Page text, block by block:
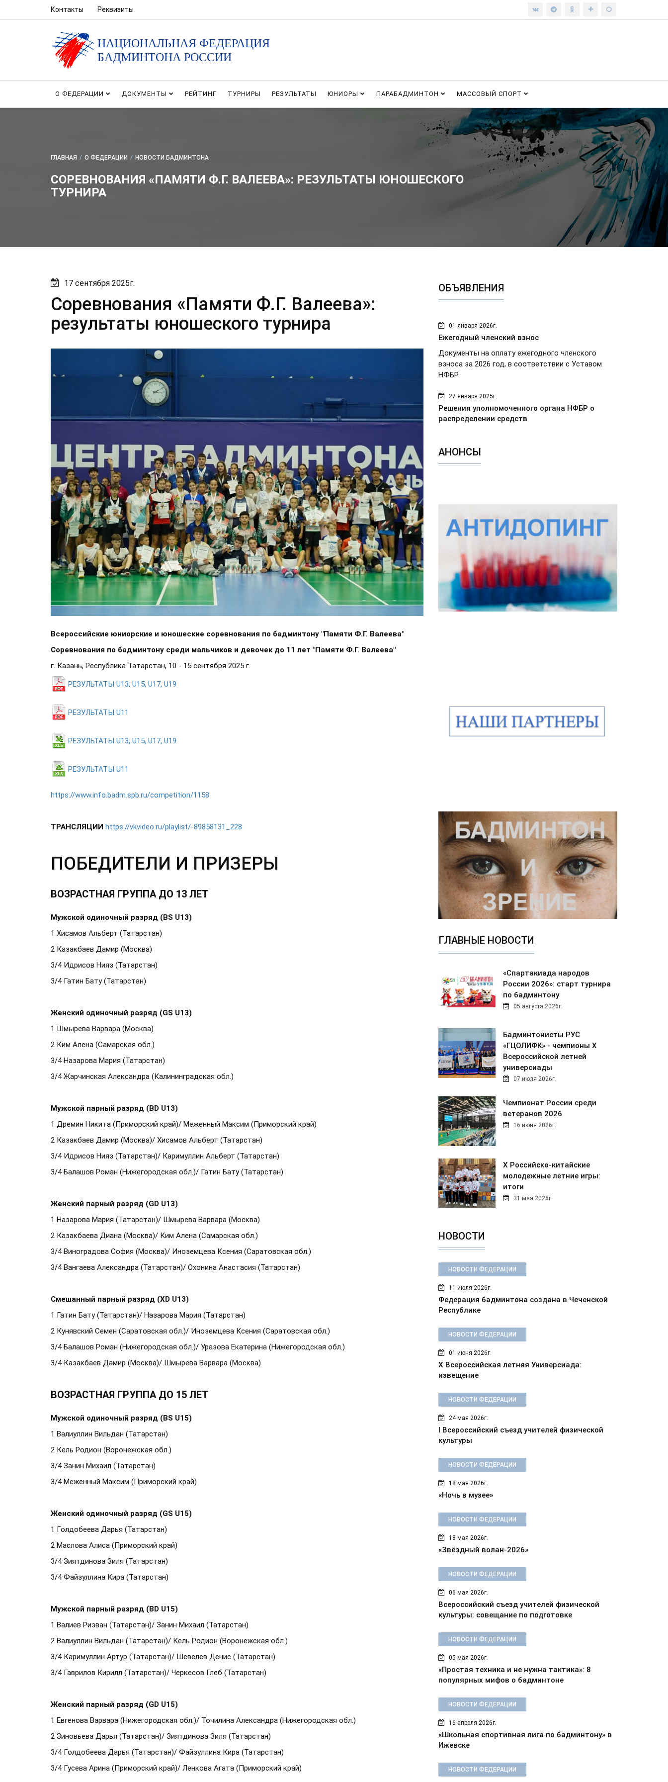
Контакты Реквизиты
НАЦИОНАЛЬНАЯ ФЕДЕРАЦИЯ
БАДМИНТОНА РОССИИ
О ФЕДЕРАЦИИ ДОКУМЕНТЫ РЕЙТИНГ ТУРНИРЫ РЕЗУЛЬТАТЫ ЮНИОРЫ ПАРАБАДМИНТОН МАССОВЫЙ СПОРТ
ГЛАВНАЯ / О ФЕДЕРАЦИИ / НОВОСТИ БАДМИНТОНА
CОРЕВНОВАНИЯ «ПАМЯТИ Ф.Г. ВАЛЕЕВА»: РЕЗУЛЬТАТЫ ЮНОШЕСКОГО
ТУРНИРА
17 сентября 2025г.
Cоревнования «Памяти Ф.Г. Валеева»:
результаты юношеского турнира
Всероссийские юниорские и юношеские соревнования по бадминтону "Памяти Ф.Г. Валеева"
Соревнования по бадминтону среди мальчиков и девочек до 11 лет "Памяти Ф.Г. Валеева"
г. Казань, Республика Татарстан, 10 - 15 сентября 2025 г.
РЕЗУЛЬТАТЫ U13, U15, U17, U19
РЕЗУЛЬТАТЫ U11
РЕЗУЛЬТАТЫ U13, U15, U17, U19
РЕЗУЛЬТАТЫ U11
https://www.info.badm.spb.ru/competition/1158
ТРАНСЛЯЦИИ https://vkvideo.ru/playlist/-89858131_228
ПОБЕДИТЕЛИ И ПРИЗЕРЫ
ВОЗРАСТНАЯ ГРУППА ДО 13 ЛЕТ
Мужской одиночный разряд (BS U13)
1 Хисамов Альберт (Татарстан)
2 Казакбаев Дамир (Москва)
3/4 Идрисов Нияз (Татарстан)
3/4 Гатин Бату (Татарстан)
Женский одиночный разряд (GS U13)
1 Шмырева Варвара (Москва)
2 Ким Алена (Самарская обл.)
3/4 Назарова Мария (Татарстан)
3/4 Жарчинская Александра (Калининградская обл.)
Мужской парный разряд (BD U13)
1 Дремин Никита (Приморский край)/ Меженный Максим (Приморский край)
2 Казакбаев Дамир (Москва)/ Хисамов Альберт (Татарстан)
3/4 Идрисов Нияз (Татарстан)/ Каримуллин Альберт (Татарстан)
3/4 Балашов Роман (Нижегородская обл.)/ Гатин Бату (Татарстан)
Женский парный разряд (GD U13)
1 Назарова Мария (Татарстан)/ Шмырева Варвара (Москва)
2 Казакбаева Диана (Москва)/ Ким Алена (Самарская обл.)
3/4 Виноградова София (Москва)/ Иноземцева Ксения (Саратовская обл.)
3/4 Вангаева Александра (Татарстан)/ Охонина Анастасия (Татарстан)
Смешанный парный разряд (XD U13)
1 Гатин Бату (Татарстан)/ Назарова Мария (Татарстан)
2 Кунявский Семен (Саратовская обл.)/ Иноземцева Ксения (Саратовская обл.)
3/4 Балашов Роман (Нижегородская обл.)/ Уразова Екатерина (Нижегородская обл.)
3/4 Казакбаев Дамир (Москва)/ Шмырева Варвара (Москва)
ВОЗРАСТНАЯ ГРУППА ДО 15 ЛЕТ
Мужской одиночный разряд (BS U15)
1 Валиуллин Вильдан (Татарстан)
2 Кель Родион (Воронежская обл.)
3/4 Занин Михаил (Татарстан)
3/4 Меженный Максим (Приморский край)
Женский одиночный разряд (GS U15)
1 Голдобеева Дарья (Татарстан)
2 Маслова Алиса (Приморский край)
3/4 Зиятдинова Зиля (Татарстан)
3/4 Файзуллина Кира (Татарстан)
Мужской парный разряд (BD U15)
1 Валиев Ризван (Татарстан)/ Занин Михаил (Татарстан)
2 Валиуллин Вильдан (Татарстан)/ Кель Родион (Воронежская обл.)
3/4 Каримуллин Артур (Татарстан)/ Шевелев Денис (Татарстан)
3/4 Гаврилов Кирилл (Татарстан)/ Черкесов Глеб (Татарстан)
Женский парный разряд (GD U15)
1 Евгенова Варвара (Нижегородская обл.)/ Точилина Александра (Нижегородская обл.)
2 Зиновьева Дарья (Татарстан)/ Зиятдинова Зиля (Татарстан)
3/4 Голдобеева Дарья (Татарстан)/ Файзуллина Кира (Татарстан)
3/4 Гусева Арина (Приморский край)/ Ленкова Агата (Приморский край)
ОБЪЯВЛЕНИЯ
01 января 2026г.
Ежегодный членский взнос
Документы на оплату ежегодного членского
взноса за 2026 год, в соответствии с Уставом
НФБР
27 января 2025г.
Решения уполномоченного органа НФБР о
распределении средств
АНОНСЫ
ГЛАВНЫЕ НОВОСТИ
«Спартакиада народов
России 2026»: старт турнира
по бадминтону
05 августа 2026г.
Бадминтонисты РУС
«ГЦОЛИФК» - чемпионы Х
Всероссийской летней
универсиады
07 июля 2026г.
Чемпионат России среди
ветеранов 2026
16 июня 2026г.
Х Российско-китайские
молодежные летние игры:
итоги
31 мая 2026г.
НОВОСТИ
НОВОСТИ ФЕДЕРАЦИИ
11 июля 2026г.
Федерация бадминтона создана в Чеченской
Республике
НОВОСТИ ФЕДЕРАЦИИ
01 июня 2026г.
X Всероссийская летняя Универсиада:
извещение
НОВОСТИ ФЕДЕРАЦИИ
24 мая 2026г.
I Всероссийский съезд учителей физической
культуры
НОВОСТИ ФЕДЕРАЦИИ
18 мая 2026г.
«Ночь в музее»
НОВОСТИ ФЕДЕРАЦИИ
18 мая 2026г.
«Звёздный волан-2026»
НОВОСТИ ФЕДЕРАЦИИ
06 мая 2026г.
Всероссийский съезд учителей физической
культуры: совещание по подготовке
НОВОСТИ ФЕДЕРАЦИИ
05 мая 2026г.
«Простая техника и не нужна тактика»: 8
популярных мифов о бадминтоне
НОВОСТИ ФЕДЕРАЦИИ
16 апреля 2026г.
«Школьная спортивная лига по бадминтону» в
Ижевске
НОВОСТИ ФЕДЕРАЦИИ